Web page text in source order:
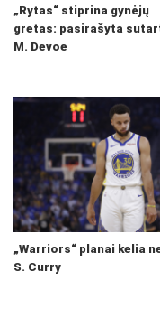
„Rytas“ stiprina gynėjų
gretas: pasirašyta
M. Devoe
„Warriors“ planai kelia
S. Curry